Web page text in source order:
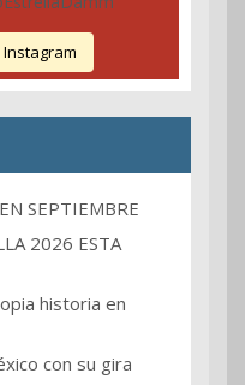
SEPTIEMBRE
2026 ESTA
historia en
con su gira